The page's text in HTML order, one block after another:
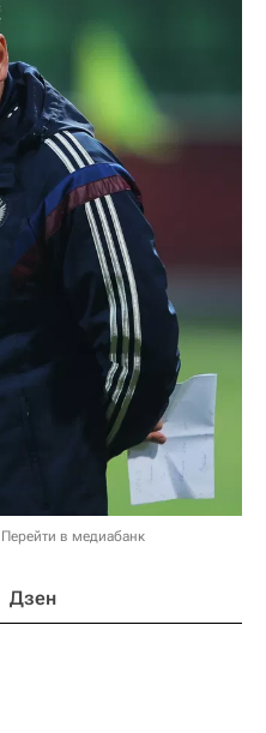
Перейти в медиабанк
Дзен